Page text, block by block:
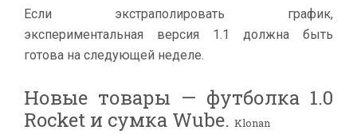
Если экстраполировать график,
экспериментальная версия 1.1 должна быть
готова на следующей неделе.
Новые товары — футболка 1.0
Rocket и сумка Wube. Klonan